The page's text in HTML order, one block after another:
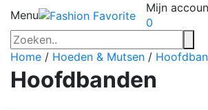
Menu
Mijn
0
Home / Hoeden & Mutsen /
Hoofdbanden